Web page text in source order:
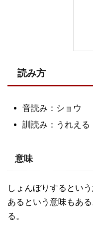
読み方
音読み：ショウ
訓読み：うれえる
意味
しょんぼりするとい
あるという意味もあ
る。